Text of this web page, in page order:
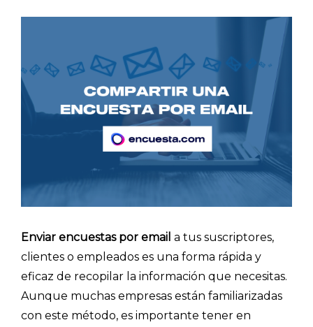
Enviar encuestas por email a tus suscriptores,
clientes o empleados es una forma rápida y
eficaz de recopilar la información que necesitas.
Aunque muchas empresas están familiarizadas
con este método, es importante tener en